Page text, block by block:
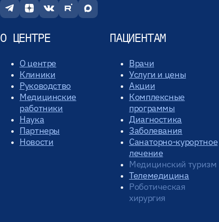
О ЦЕНТРЕ
О центре
Клиники
Руководство
Медицинские
работники
Наука
Партнеры
Новости
ПАЦИЕНТАМ
Врачи
Услуги и цены
Акции
Комплексные
программы
Диагностика
Заболевания
Санаторно-курортное
лечение
Медицинский туризм
Телемедицина
Роботическая
хирургия